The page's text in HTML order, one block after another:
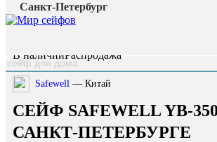
Санкт-Петербург
Главная страница /
Каталог /
В наличииРаспродажа
Safewell — Китай
СЕЙФ SAFEWELL YB-
САНКТ-ПЕТЕРБУРГЕ